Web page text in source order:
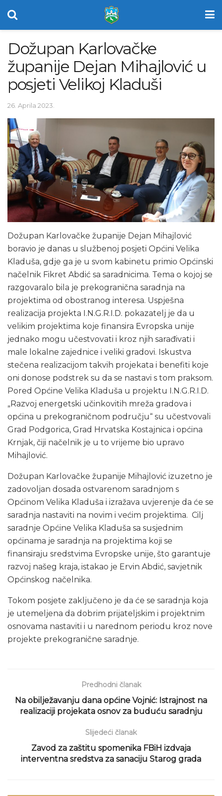
Dožupan Karlovačke
županije Dejan Mihajlović u
posjeti Velikoj Kladuši
26. Aprila 2023.
Dožupan Karlovačke županije Dejan Mihajlović
boravio je danas u službenoj posjeti Općini Velika
Kladuša, gdje ga je u svom kabinetu primio Općinski
načelnik Fikret Abdić sa saradnicima. Tema o kojoj se
razgovaralo bila je prekogranična saradnja na
projektima od obostranog interesa. Uspješna
realizacija projekta I.N.G.R.I.D. pokazatelj je da u
velikim projektima koje finansira Evropska unije
jednako mogu učestvovati i kroz njih sarađivati i
male lokalne zajednice i veliki gradovi. Iskustva
stečena realizacijom takvih projekata i benefiti koje
oni donose podstrek su da se nastavi s tom praksom.
Pored Općine Velika Kladuša u projektu I.N.G.R.I.D.
„Razvoj energetski učinkovitih mreža gradova i
općina u prekograničnom području“ su učestvovali
Grad Podgorica, Grad Hrvatska Kostajnica i općina
Krnjak, čiji načelnik je u to vrijeme bio upravo
Mihajlović.
Dožupan Karlovačke županije Mihajlović izuzetno je
zadovoljan dosada ostvarenom saradnjom s
Općinom Velika Kladuša i izražava uvjerenje da će se
saradnja nastaviti na novim i većim projektima. Cilj
saradnje Općine Velika Kladuša sa susjednim
općinama je saradnja na projektima koji se
finansiraju sredstvima Evropske unije, što garantuje
razvoj našeg kraja, istakao je Ervin Abdić, savjetnik
Općinskog načelnika.
Tokom posjete zaključeno je da će se saradnja koja
je utemeljena da dobrim prijateljskim i projektnim
osnovama nastaviti i u narednom periodu kroz nove
projekte prekogranične saradnje.
Predhodni članak
Na obilježavanju dana općine Vojnić: Istrajnost na
realizaciji projekata osnov za buduću saradnju
Slijedeći članak
Zavod za zaštitu spomenika FBiH izdvaja
interventna sredstva za sanaciju Starog grada